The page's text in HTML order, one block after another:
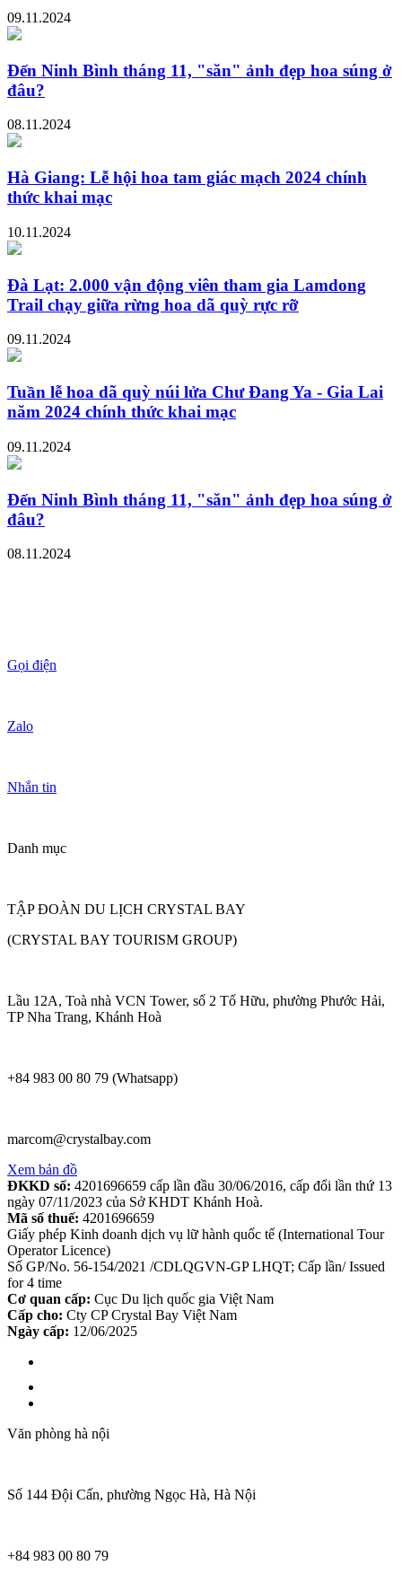
09.11.2024
Đến Ninh Bình tháng 11, "săn" ảnh đẹp hoa súng ở
đâu?
08.11.2024
Hà Giang: Lễ hội hoa tam giác mạch 2024 chính
thức khai mạc
10.11.2024
Đà Lạt: 2.000 vận động viên tham gia Lamdong
Trail chạy giữa rừng hoa dã quỳ rực rỡ
09.11.2024
Tuần lễ hoa dã quỳ núi lửa Chư Đang Ya - Gia Lai
năm 2024 chính thức khai mạc
09.11.2024
Đến Ninh Bình tháng 11, "săn" ảnh đẹp hoa súng ở
đâu?
08.11.2024
Gọi điện
Zalo
Nhắn tin
Danh mục
TẬP ĐOÀN DU LỊCH CRYSTAL BAY
(CRYSTAL BAY TOURISM GROUP)
Lầu 12A, Toà nhà VCN Tower, số 2 Tố Hữu, phường Phước Hải,
TP Nha Trang, Khánh Hoà
+84 983 00 80 79 (Whatsapp)
marcom@crystalbay.com
Xem bản đồ
ĐKKD số: 4201696659 cấp lần đầu 30/06/2016, cấp đổi lần thứ 13
ngày 07/11/2023 của Sở KHDT Khánh Hoà.
Mã số thuế: 4201696659
Giấy phép Kinh doanh dịch vụ lữ hành quốc tế (International Tour
Operator Licence)
Số GP/No. 56-154/2021 /CDLQGVN-GP LHQT; Cấp lần/ Issued
for 4 time
Cơ quan cấp: Cục Du lịch quốc gia Việt Nam
Cấp cho: Cty CP Crystal Bay Việt Nam
Ngày cấp: 12/06/2025
Văn phòng hà nội
Số 144 Đội Cấn, phường Ngọc Hà, Hà Nội
+84 983 00 80 79